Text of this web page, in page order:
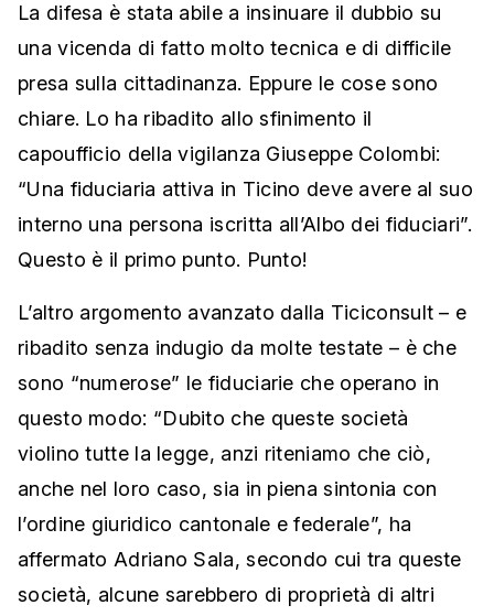
La difesa è stata abile a insinuare il dubbio su
una vicenda di fatto molto tecnica e di difficile
presa sulla cittadinanza. Eppure le cose sono
chiare. Lo ha ribadito allo sfinimento il
capoufficio della vigilanza Giuseppe Colombi:
“Una fiduciaria attiva in Ticino deve avere al suo
interno una persona iscritta all’Albo dei fiduciari”.
Questo è il primo punto. Punto!
L’altro argomento avanzato dalla Ticiconsult – e
ribadito senza indugio da molte testate – è che
sono “numerose” le fiduciarie che operano in
questo modo: “Dubito che queste società
violino tutte la legge, anzi riteniamo che ciò,
anche nel loro caso, sia in piena sintonia con
l’ordine giuridico cantonale e federale”, ha
affermato Adriano Sala, secondo cui tra queste
società, alcune sarebbero di proprietà di altri